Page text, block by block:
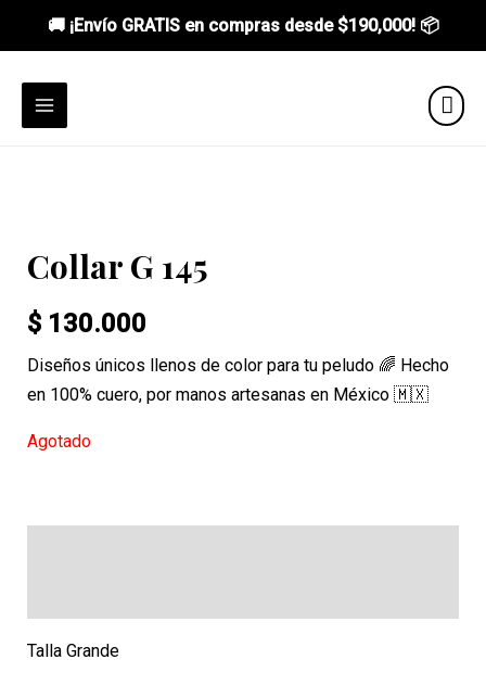
🚚 ¡Envío GRATIS en compras desde $190,000! 📦
MAIN
Collar G 145
$130.000
Diseños únicos llenos de color para tu peludo 🌈 Hecho
en 100% cuero, por manos artesanas en México 🇲🇽
Agotado
Talla Grande